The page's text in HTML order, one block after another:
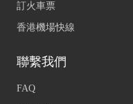
訂火車票
香港機場快線
聯繫我們
FAQ